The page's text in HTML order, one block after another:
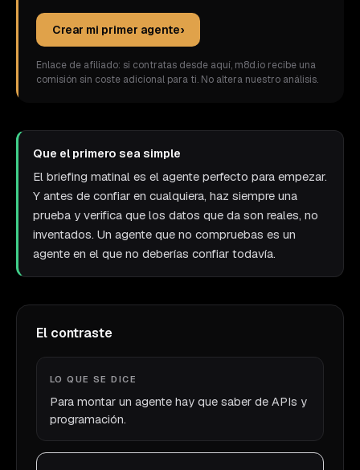
Crear mi primer agente›
Enlace de afiliado: si contratas desde aquí, m8d.io recibe una
comisión sin coste adicional para ti. No altera nuestro análisis.
Que el primero sea simple
El briefing matinal es el agente perfecto para empezar.
Y antes de confiar en cualquiera, haz siempre una
prueba y verifica que los datos que da son reales, no
inventados. Un agente que no compruebas es un
agente en el que no deberías confiar todavía.
El contraste
LO QUE SE DICE
Para montar un agente hay que saber de APIs y
programación.